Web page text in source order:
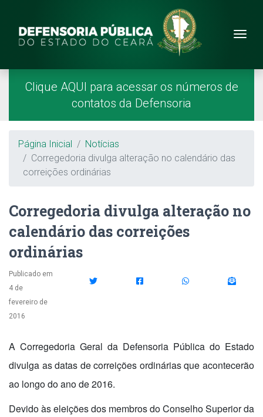
Site da Defensoria
Menu Principal
Página Inicial
Clique AQUI para acessar os números de
contatos da Defensoria
Breadcrumb
Página Inicial
Notícias
Corregedoria divulga alteração no calendário das
correições ordinárias
Corregedoria divulga alteração no
calendário das correições
ordinárias
Publicado em
4 de
fevereiro de
2016
A Corregedoria Geral da Defensoria Pública do Estado
divulga as datas de correições ordinárias que acontecerão
ao longo do ano de 2016.
Devido às eleições dos membros do Conselho Superior da